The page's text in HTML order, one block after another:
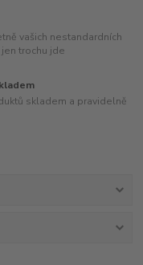
vašich nestandardních
trochu jde
skladem a pravidelně